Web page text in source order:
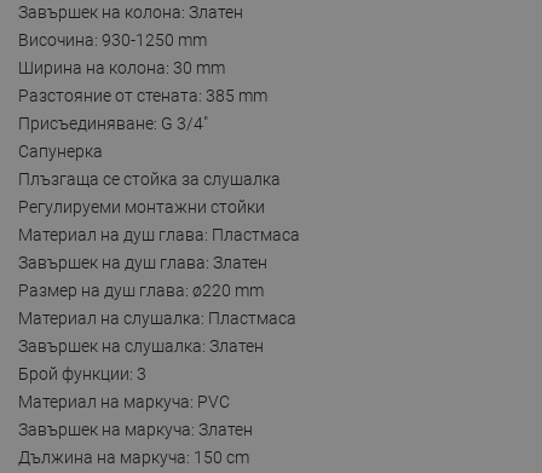
Завършек на колона: Златен
Височина: 930-1250 mm
Ширина на колона: 30 mm
Разстояние от стената: 385 mm
Присъединяване: G 3/4"
Сапунерка
Плъзгаща се стойка за слушалка
Регулируеми монтажни стойки
Материал на душ глава: Пластмаса
Завършек на душ глава: Златен
Размер на душ глава: ø220 mm
Материал на слушалка: Пластмаса
Завършек на слушалка: Златен
Брой функции: 3
Материал на маркуча: PVC
Завършек на маркуча: Златен
Дължина на маркуча: 150 cm